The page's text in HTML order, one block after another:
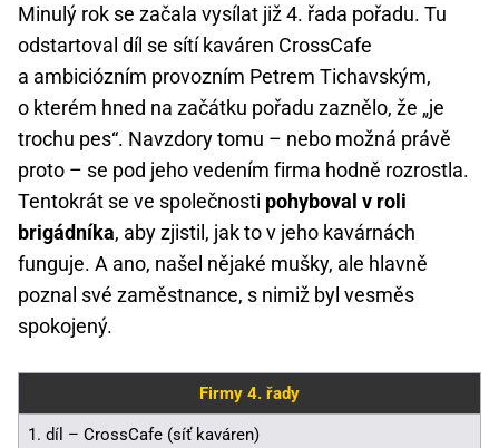
Minulý rok se začala vysílat již 4. řada pořadu. Tu
odstartoval díl se sítí kaváren CrossCafe
a ambiciózním provozním Petrem Tichavským,
o kterém hned na začátku pořadu zaznělo, že „je
trochu pes“. Navzdory tomu – nebo možná právě
proto – se pod jeho vedením firma hodně rozrostla.
Tentokrát se ve společnosti pohyboval v roli
brigádníka, aby zjistil, jak to v jeho kavárnách
funguje. A ano, našel nějaké mušky, ale hlavně
poznal své zaměstnance, s nimiž byl vesměs
spokojený.
Firmy 4. řady
1. díl – CrossCafe (síť kaváren)